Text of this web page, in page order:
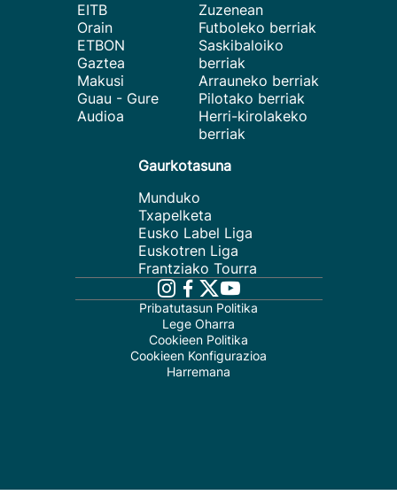
EITB
Orain
ETBON
Gaztea
Makusi
Guau - Gure
Audioa
Zuzenean
Futboleko berriak
Saskibaloiko
berriak
Arrauneko berriak
Pilotako berriak
Herri-kirolakeko
berriak
Gaurkotasuna
Munduko
Txapelketa
Eusko Label Liga
Euskotren Liga
Frantziako Tourra
Pribatutasun Politika
Lege Oharra
Cookieen Politika
Cookieen Konfigurazioa
Harremana